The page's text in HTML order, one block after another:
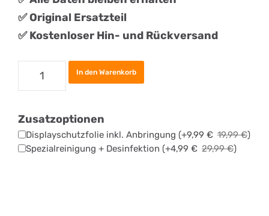
✅Original Ersatzteil
✅ Kostenloser Hin- und Rückversand
Samsung
Galaxy
Backcover
Reparatur
In den Warenkorb
Zusatzoptionen
Displayschutzfolie inkl. Anbringung (+9,99 € 19,99€)
Spezialreinigung + Desinfektion (+4,99 € 29,99€)